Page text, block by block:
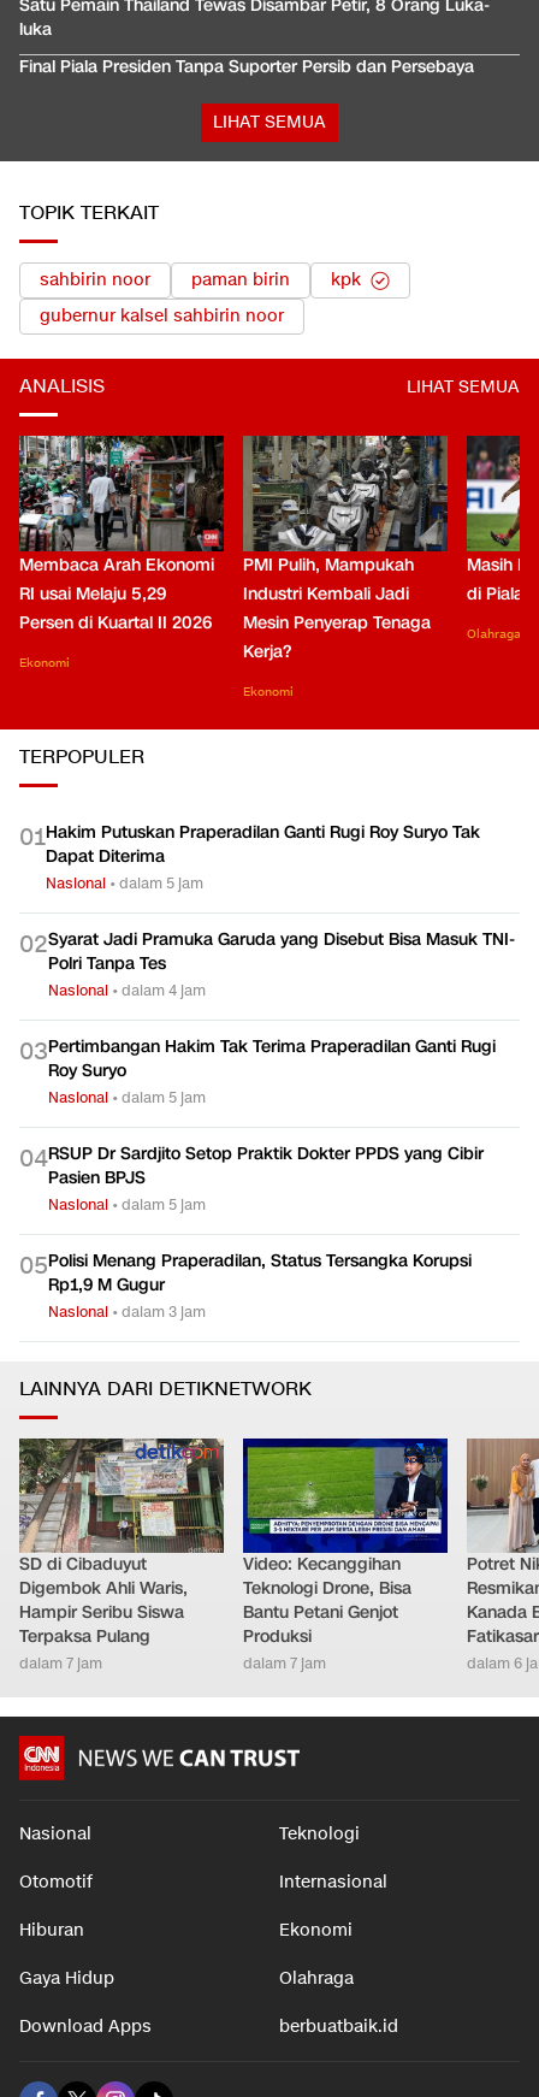
Satu Pemain Thailand Tewas Disambar Petir, 8 Orang Luka-
luka
Final Piala Presiden Tanpa Suporter Persib dan Persebaya
LIHAT SEMUA
TOPIK TERKAIT
sahbirin noor paman birin
kpk
gubernur kalsel sahbirin noor
ANALISIS LIHAT SEMUA
Membaca Arah Ekonomi
RI usai Melaju 5,29
Persen di Kuartal II 2026
Ekonomi
PMI Pulih, Mampukah
Industri Kembali Jadi
Mesin Penyerap Tenaga
Kerja?
Ekonomi
Masih
di Piala
Olahraga
TERPOPULER
01Hakim Putuskan Praperadilan Ganti Rugi Roy Suryo Tak
Dapat Diterima
Nasional •dalam 5 jam
02Syarat Jadi Pramuka Garuda yang Disebut Bisa Masuk TNI-
Polri Tanpa Tes
Nasional •dalam 4 jam
03Pertimbangan Hakim Tak Terima Praperadilan Ganti Rugi
Roy Suryo
Nasional •dalam 5 jam
04RSUP Dr Sardjito Setop Praktik Dokter PPDS yang Cibir
Pasien BPJS
Nasional •dalam 5 jam
05Polisi Menang Praperadilan, Status Tersangka Korupsi
Rp1,9 M Gugur
Nasional •dalam 3 jam
LAINNYA DARI DETIKNETWORK
SD di Cibaduyut
Digembok Ahli Waris,
Hampir Seribu Siswa
Terpaksa Pulang
dalam 7 jam
Video: Kecanggihan
Teknologi Drone, Bisa
Bantu Petani Genjot
Produksi
dalam 7 jam
Potret
Kanada
dalam 6
Nasional Teknologi
Otomotif Internasional
Hiburan Ekonomi
Gaya Hidup Olahraga
Download Apps berbuatbaik.id